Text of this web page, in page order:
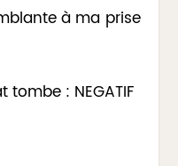
à ma prise
tombe : NEGATIF